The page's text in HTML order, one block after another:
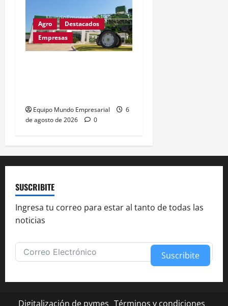
Agro
Destacados
Empresas
Equipo Mundo Empresarial
6
de agosto de 2026
0
SUSCRIBITE
Ingresa tu correo para estar al tanto de todas las
noticias
Suscribite
Digitalización de pymes Términos y condiciones